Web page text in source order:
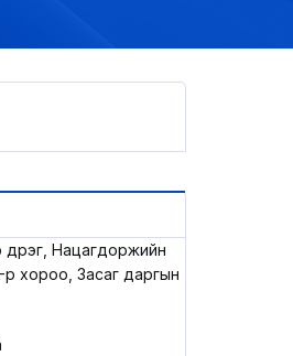
ИЛ ТОД БАЙДАЛ
АВЛИГА МЭДЭЭ
Нацагдоржийн
хороо, Засаг даргын